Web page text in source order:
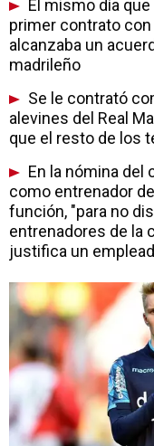
El mismo día
primer contrato
alcanzaba un
madrileño
Se le contrató
alevines del Real
que el resto de los
En la nómina del
como entrenador
función, "para no
entrenadores de la
justifica un